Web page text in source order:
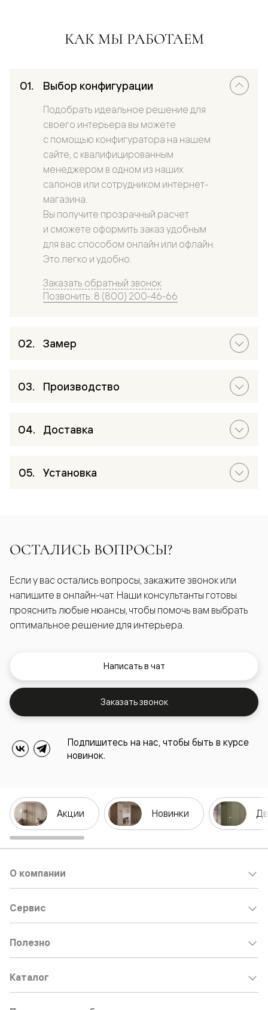
КАК МЫ РАБОТАЕМ
Выбор конфигурации
Подобрать идеальное решение для
своего интерьера вы можете
с помощью конфигуратора на нашем
сайте, с квалифицированным
менеджером в одном из наших
салонов или сотрудником интернет-
магазина.
Вы получите прозрачный расчет
и сможете оформить заказ удобным
для вас способом онлайн или офлайн.
Это легко и удобно.
Заказать обратный звонок
Позвонить: 8 (800) 200-46-66
Замер
Производство
Доставка
Установка
ОСТАЛИСЬ ВОПРОСЫ?
Если у вас остались вопросы, закажите звонок или
напишите в онлайн-чат. Наши консультанты готовы
прояснить любые нюансы, чтобы помочь вам выбрать
оптимальное решение для интерьера.
Написать в чат
Заказать звонок
Подпишитесь на нас, чтобы быть в курсе
новинок.
Акции Новинки
О компании
Сервис
Полезно
Каталог